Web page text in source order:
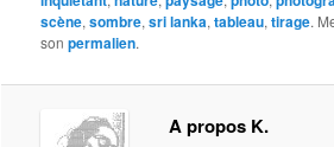
scène,sombre,sri lanka,tableau,tirage.
sonpermalien.
A propos K.